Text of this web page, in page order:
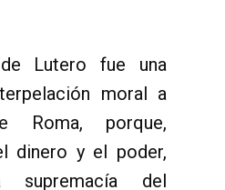
Lutero fue una
moral a
Roma, porque,
dinero y el poder,
supremacía del